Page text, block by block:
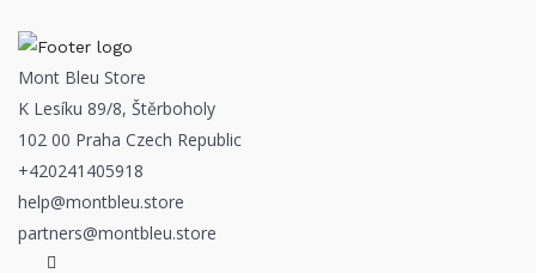
Mont Bleu Store
K Lesíku 89/8, Štěrboholy
102 00 Praha Czech Republic
+420241405918
help@montbleu.store
partners@montbleu.store